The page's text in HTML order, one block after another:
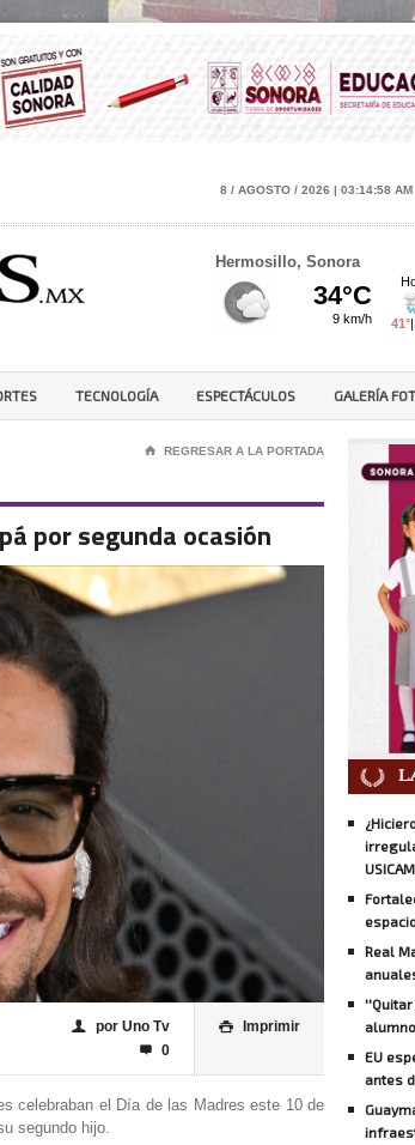
8 / AGOSTO / 2026 | 03:15:00 AM
Hermosillo, Sonora
TECNOLOGÍA ESPECTÁCULOS GALERÍA
⌂ REGRESAR A LA PORTADA
por segunda ocasión
 Imprimir
👤 por Uno Tv
 0
celebraban el Día de las Madres este 10 de
segundo hijo.
Real
EU
antes